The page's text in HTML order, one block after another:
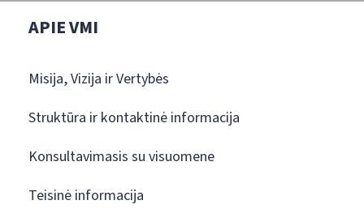
APIE VMI
Misija, Vizija ir Vertybės
Struktūra ir kontaktinė informacija
Konsultavimasis su visuomene
Teisinė informacija